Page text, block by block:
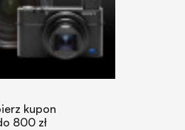
kupon
800 zł